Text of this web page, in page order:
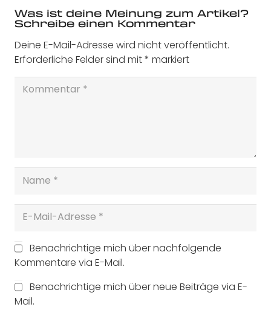
Was ist deine Meinung zum Artikel?
Schreibe einen Kommentar
Deine E-Mail-Adresse wird nicht veröffentlicht.
Erforderliche Felder sind mit* markiert
Benachrichtige mich über nachfolgende
Kommentare via E-Mail.
Benachrichtige mich über neue Beiträge via E-
Mail.